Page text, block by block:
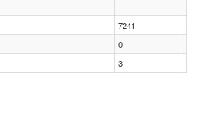
7241
0
3